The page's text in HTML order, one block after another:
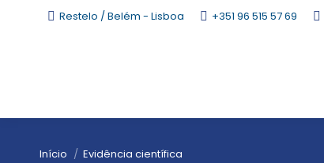
Restelo / Belém - Lisboa +351 96 515 57 69
Está aqui:
Início Evidência científica